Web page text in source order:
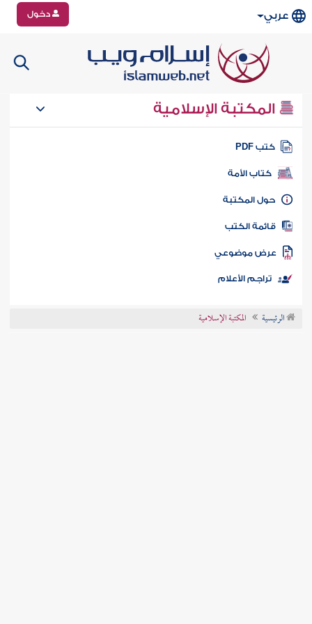
عربي دخول
المكتبة الإسلامية
كتب PDF
كتاب الأمة
المكتبة
الكتب
موضوعي
تراجم الأعلام
الرئيسية المكتبة الإسلامية